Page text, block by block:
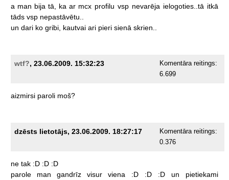
a man bija tā, ka ar mcx profilu vsp nevarēja ielogoties..tā itkā
tāds vsp nepastāvētu..
un dari ko gribi, kautvai ari pieri sienā skrien..
wtf?, 23.06.2009. 15:32:23
Komentāra reitings:
6.699
aizmirsi paroli moš?
dzēsts lietotājs, 23.06.2009. 18:27:17
Komentāra reitings:
0.376
ne tak :D :D :D
parole
man gandrīz visur viena :D :D :D un pietiekami